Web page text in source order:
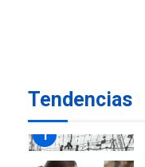
Tendencias
1